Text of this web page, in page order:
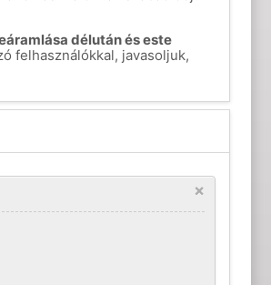
délután és este
felhasználókkal, javasoljuk,
×